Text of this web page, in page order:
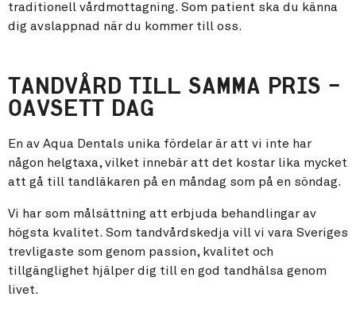
traditionell vårdmottagning. Som patient ska du känna
dig avslappnad när du kommer till oss.
TANDVÅRD TILL SAMMA PRIS –
OAVSETT DAG
En av Aqua Dentals unika fördelar är att vi inte har
någon helgtaxa, vilket innebär att det kostar lika mycket
att gå till tandläkaren på en måndag som på en söndag.
Vi har som målsättning att erbjuda behandlingar av
högsta kvalitet. Som tandvårdskedja vill vi vara Sveriges
trevligaste som genom passion, kvalitet och
tillgänglighet hjälper dig till en god tandhälsa genom
livet.